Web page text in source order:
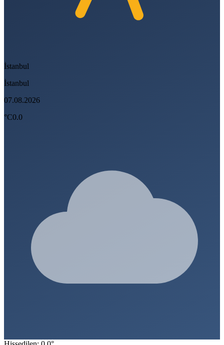
İstanbul
İstanbul
07.08.2026
°C0.0